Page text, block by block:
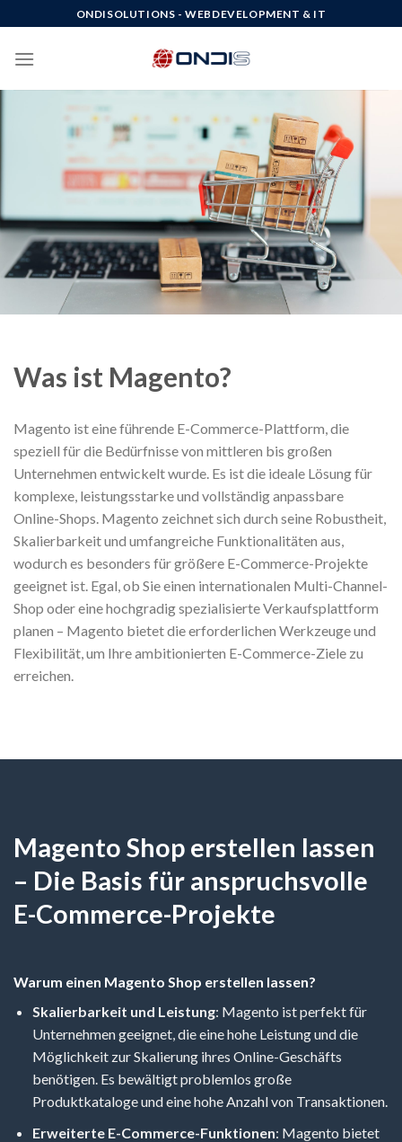
to
content
ONDISOLUTIONS - WEBDEVELOPMENT & IT
Was ist Magento?
Magento ist eine führende E-Commerce-Plattform, die
speziell für die Bedürfnisse von mittleren bis großen
Unternehmen entwickelt wurde. Es ist die ideale Lösung für
komplexe, leistungsstarke und vollständig anpassbare
Online-Shops. Magento zeichnet sich durch seine Robustheit,
Skalierbarkeit und umfangreiche Funktionalitäten aus,
wodurch es besonders für größere E-Commerce-Projekte
geeignet ist. Egal, ob Sie einen internationalen Multi-Channel-
Shop oder eine hochgradig spezialisierte Verkaufsplattform
planen – Magento bietet die erforderlichen Werkzeuge und
Flexibilität, um Ihre ambitionierten E-Commerce-Ziele zu
erreichen.
Magento Shop erstellen lassen
– Die Basis für anspruchsvolle
E-Commerce-Projekte
Warum einen Magento Shop erstellen lassen?
Skalierbarkeit und Leistung: Magento ist perfekt für
Unternehmen geeignet, die eine hohe Leistung und die
Möglichkeit zur Skalierung ihres Online-Geschäfts
benötigen. Es bewältigt problemlos große
Produktkataloge und eine hohe Anzahl von Transaktionen.
Erweiterte E-Commerce-Funktionen: Magento bietet